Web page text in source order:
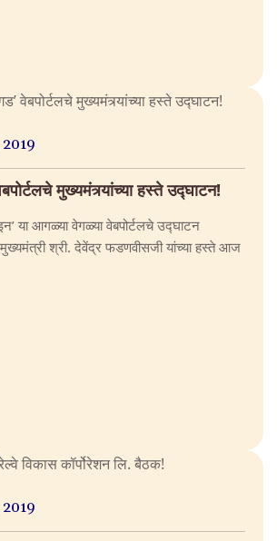
मुख्यमंत्र्यांच्या हस्ते उद्घाटन!
या आगळ्या वेगळ्या वेबपोर्टलचे उद्घाटन
मुख्यमंत्री श्री. देवेंद्र फडणवीसजी यांच्या हस्ते आज